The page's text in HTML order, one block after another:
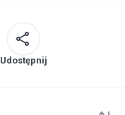
Udostępnij